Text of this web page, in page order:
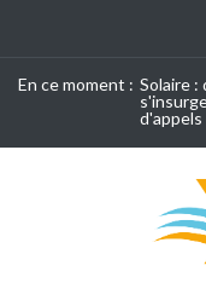
En ce moment : Solaire :